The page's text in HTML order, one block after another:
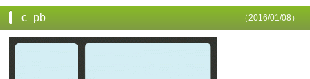
c_pb （2016/01/08）